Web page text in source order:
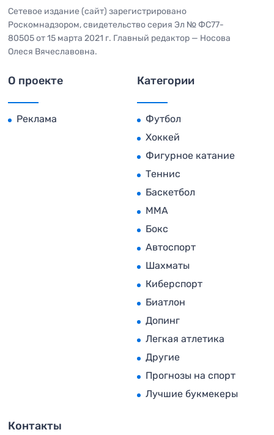
Сетевое издание (сайт) зарегистрировано
Роскомнадзором, свидетельство серия Эл № ФС77-
80505 от 15 марта 2021 г. Главный редактор — Носова
Олеся Вячеславовна.
О проекте
Реклама
Категории
Футбол
Хоккей
Фигурное катание
Теннис
Баскетбол
MMA
Бокс
Автоспорт
Шахматы
Киберспорт
Биатлон
Допинг
Легкая атлетика
Другие
Прогнозы на спорт
Лучшие букмекеры
Контакты